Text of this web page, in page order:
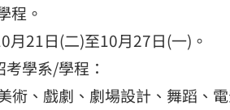
程。
月21日(二)至10月27日(一)。
學系/學程：
術、戲劇、劇場設計、舞蹈、